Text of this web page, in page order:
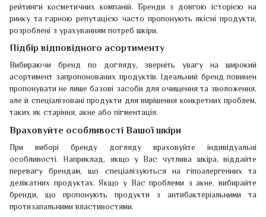
рейтинги косметичних компаній. Бренди з довгою історією на
ринку та гарною репутацією часто пропонують якісні продукти,
розроблені з урахуванням потреб шкіри.
Підбір відповідного асортименту
Вибираючи бренд по догляду, зверніть увагу на широкий
асортимент запропонованих продуктів. Ідеальний бренд повинен
пропонувати не лише базові засоби для очищення та зволоження,
але й спеціалізовані продукти для вирішення конкретних проблем,
таких як старіння, акне або пігментація.
Враховуйте особливості Вашої шкіри
При виборі бренду догляду враховуйте індивідуальні
особливості. Наприклад, якщо у Вас чутлива шкіра, віддайте
перевагу брендам, що спеціалізуються на гіпоалергенних та
делікатних продуктах. Якщо у Вас проблеми з акне, вибирайте
бренди, що пропонують продукти з антибактеріальними та
протизапальними властивостями.